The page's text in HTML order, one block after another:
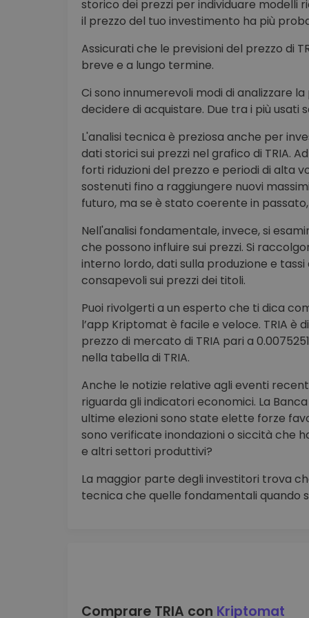
storico dei prezzi per individuare
il prezzo del tuo investimento ha più
Assicurati che le previsioni del prezzo di
breve e a lungo termine.
Ci sono innumerevoli modi di analizzare
decidere di acquistare. Due tra i più usati
L'analisi tecnica è preziosa anche per
dati storici sui prezzi nel grafico di TRIA.
forti riduzioni del prezzo e periodi di alta
sostenuti fino a raggiungere nuovi
futuro, ma se è stato coerente in passato,
Nell'analisi fondamentale, invece, si
che possono influire sui prezzi. Si
interno lordo, dati sulla produzione e
consapevoli sui prezzi dei titoli.
Puoi rivolgerti a un esperto che ti dica
l’app Kriptomat è facile e veloce. TRIA è
prezzo di mercato di TRIA pari a
nella tabella di TRIA.
Anche le notizie relative agli eventi
riguarda gli indicatori economici. La
ultime elezioni sono state elette forze
sono verificate inondazioni o siccità che
e altri settori produttivi?
La maggior parte degli investitori trova
tecnica che quelle fondamentali quando
Comprare TRIA con Kriptomat